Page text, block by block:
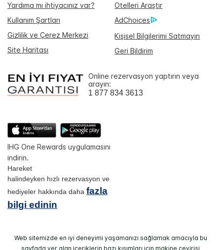
Yardıma mı ihtiyacınız var?
Otelleri Araştır
Kullanım Şartları
AdChoices
Gizlilik ve Çerez Merkezi
Kişisel Bilgilerimi Satmayın
Site Haritası
Geri Bildirim
Online rezervasyon yaptırın veya
arayın:
1 877 834 3613
IHG One Rewards uygulamasını
indirin.
Hareket
halindeyken hızlı rezervasyon ve
hediyeler hakkında daha fazla
bilgi edinin
Web sitemizde en iyi deneyimi yaşamanızı sağlamak amacıyla bu
sayfada yer alan içeriklerin bazı kısımları için makine çevirisi